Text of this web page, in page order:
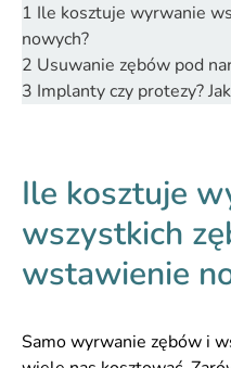
1 Ile kosztuje wyrwanie
nowych?
2 Usuwanie zębów pod
3 Implanty czy protezy?
Ile kosztuje
wszystkich
wstawienie
Samo wyrwanie zębów i